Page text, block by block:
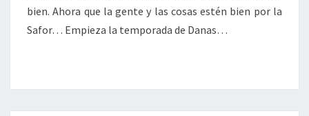
bien. Ahora que la gente y las cosas estén bien por la
Safor… Empieza la temporada de Danas…